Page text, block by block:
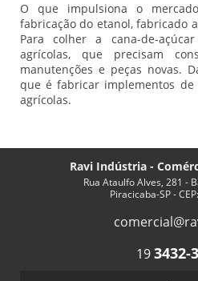
O que impulsiona o
fabricação do etanol, fabricado
Para colher a cana-de-
agrícolas, que precisam
manutenções e peças novas.
que é fabricar implementos de
agrícolas.
Ravi Indústria -
Rua Ataulfo Alves, 281 -
Piracicaba-SP -
193432-